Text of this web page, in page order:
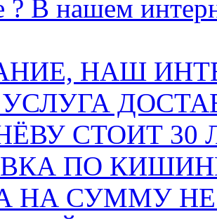
? В нашем
НАШ
СТОИТ 30
ПО
НА СУММУ НЕ